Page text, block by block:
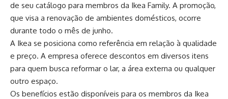
de seu catálogo para membros da Ikea Family. A promoção,
que visa a renovação de ambientes domésticos, ocorre
durante todo o mês de junho.
A Ikea se posiciona como referência em relação à qualidade
e preço. A empresa oferece descontos em diversos itens
para quem busca reformar o lar, a área externa ou qualquer
outro espaço.
Os benefícios estão disponíveis para os membros da Ikea